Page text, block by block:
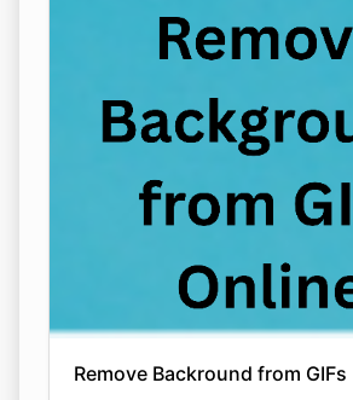
Remove Backround from GIFs